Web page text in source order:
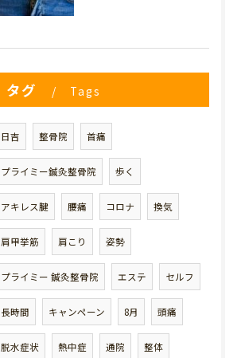
タグ Tags
日吉 整骨院 首痛
プライミー鍼灸整骨院 歩く
アキレス腱 腰痛 コロナ 換気
肩甲挙筋 肩こり 姿勢
プライミー 鍼灸整骨院 エステ セルフ
長時間 キャンペーン 8月 頭痛
脱水症状 熱中症 通院 整体